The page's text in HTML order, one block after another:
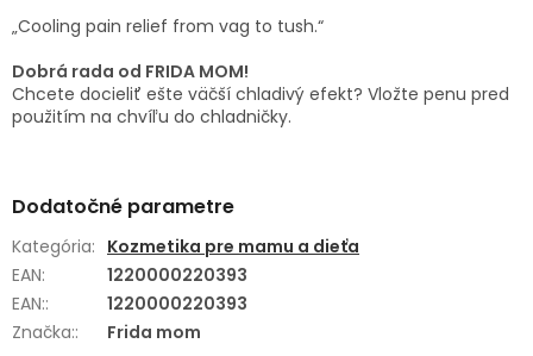
„Cooling pain relief from vag to tush.“
Dobrá rada od FRIDA MOM!
Chcete docieliť ešte väčší chladivý efekt? Vložte penu pred
použitím na chvíľu do chladničky.
Dodatočné parametre
Kategória: Kozmetika pre mamu a dieťa
EAN:
1220000220393
EAN::
1220000220393
Značka:: Frida mom